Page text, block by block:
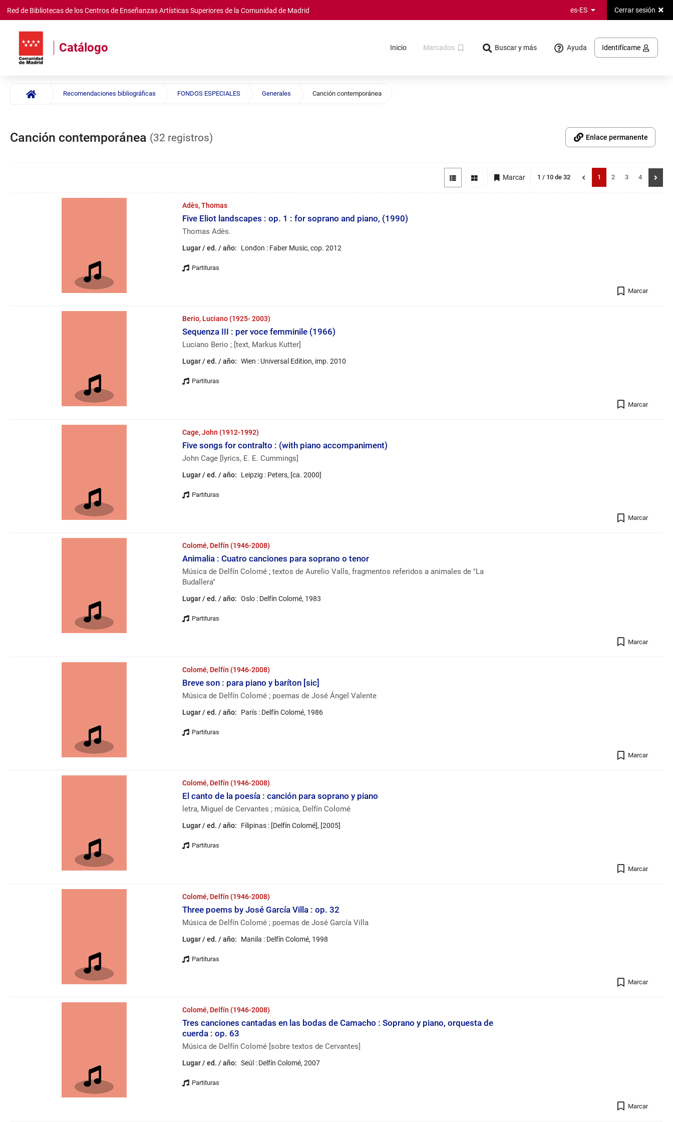
Saltar al
principal
Red de Bibliotecas de los Centros de Enseñanzas Artísticas Superiores de la Comunidad de Madrid es-ES Cerrar sesión
Catálogo Inicio Marcados Buscar y más Ayuda Identifícame
Recomendaciones bibliográficas FONDOS ESPECIALES Generales Canción contemporánea
Canción contemporánea (32 registros) Enlace permanente
Marcar
Mostrando
1 / 10 de 32resultadosPágina
1 Página
2 Página
3 Página
4
Adès, Thomas
Five Eliot landscapes : op. 1 : for soprano and piano, (1990)
Thomas Adès.
Lugar / ed. / año: London : Faber Music, cop. 2012
MarcarRegistro
Berio, Luciano (1925- 2003)
Sequenza III : per voce femminile (1966)
Luciano Berio ; [text, Markus Kutter]
Lugar / ed. / año: Wien : Universal Edition, imp. 2010
MarcarRegistro
Cage, John (1912-1992)
Five songs for contralto : (with piano accompaniment)
John Cage [lyrics, E. E. Cummings]
Lugar / ed. / año: Leipzig : Peters, [ca. 2000]
MarcarRegistro
Colomé, Delfín (1946-2008)
Animalia : Cuatro canciones para soprano o tenor
Música de Delfín Colomé ; textos de Aurelio Valls, fragmentos referidos a animales de "La
Budallera"
Lugar / ed. / año: Oslo : Delfín Colomé, 1983
MarcarRegistro
Colomé, Delfín (1946-2008)
Breve son : para piano y baríton [sic]
Música de Delfín Colomé ; poemas de José Ángel Valente
Lugar / ed. / año: París : Delfín Colomé, 1986
MarcarRegistro
Colomé, Delfín (1946-2008)
El canto de la poesía : canción para soprano y piano
letra, Miguel de Cervantes ; música, Delfín Colomé
Lugar / ed. / año: Filipinas : [Delfín Colomé], [2005]
MarcarRegistro
Colomé, Delfín (1946-2008)
Three poems by José García Villa : op. 32
Música de Delfín Colomé ; poemas de José García Villa
Lugar / ed. / año: Manila : Delfín Colomé, 1998
MarcarRegistro
Colomé, Delfín (1946-2008)
Tres canciones cantadas en las bodas de Camacho : Soprano y piano, orquesta de
cuerda : op. 63
Música de Delfín Colomé [sobre textos de Cervantes]
Lugar / ed. / año: Seúl : Delfín Colomé, 2007
MarcarRegistro